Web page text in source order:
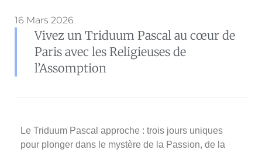
16 Mars 2026
Vivez un Triduum Pascal au cœur de
Paris avec les Religieuses de
l’Assomption
Le Triduum Pascal approche : trois jours uniques
pour plonger dans le mystère de la Passion, de la